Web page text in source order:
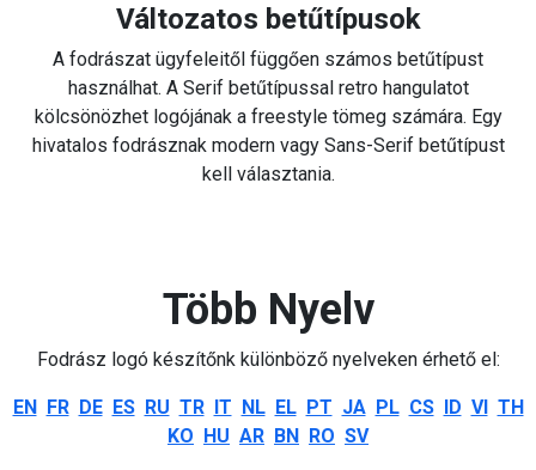
Változatos betűtípusok
A fodrászat ügyfeleitől függően számos betűtípust
használhat. A Serif betűtípussal retro hangulatot
kölcsönözhet logójának a freestyle tömeg számára. Egy
hivatalos fodrásznak modern vagy Sans-Serif betűtípust
kell választania.
Több Nyelv
Fodrász logó készítőnk különböző nyelveken érhető el:
EN FR DE ES RU TR IT NL EL PT JA PL CS ID VI TH
KO HU AR BN RO SV